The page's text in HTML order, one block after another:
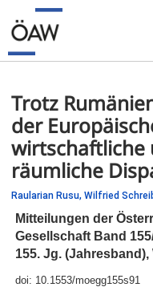
Trotz
der
wirtschaftliche
räumliche
Raularian Rusu, Wilfried
Mitteilungen der
Gesellschaft Band
155. Jg. (Jahresband),
doi: 10.1553/moegg155s91